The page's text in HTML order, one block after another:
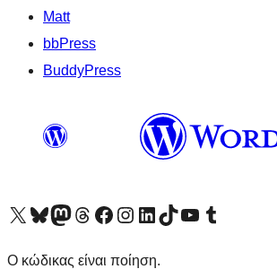
Matt
bbPress
BuddyPress
Visit our X (formerly Twitter) account
Visit our Bluesky account
Επισκεφθείτε τον λογαριασμό μας στο Mastodon
Visit our Threads account
Επισκεφτείτε τη σελίδα μας στο Facebook
Επισκεφθείτε τον λογαριασμό μας Instagram
Επισκεφθείτε τον λογαριασμό μας LinkedIn
Visit our TikTok account
Visit our YouTube channel
Visit our Tumblr account
Ο κώδικας είναι ποίηση.